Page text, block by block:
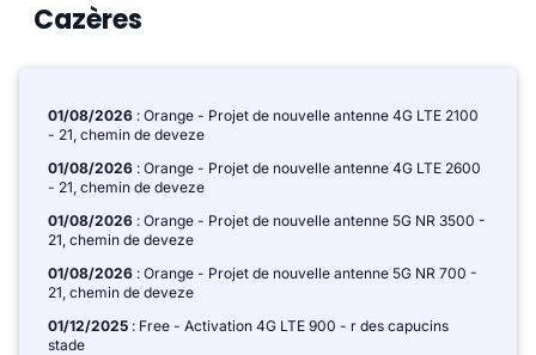
Cazères
01/08/2026 : Orange - Projet de nouvelle antenne 4G LTE 2100
- 21, chemin de deveze
01/08/2026 : Orange - Projet de nouvelle antenne 4G LTE 2600
- 21, chemin de deveze
01/08/2026 : Orange - Projet de nouvelle antenne 5G NR 3500 -
21, chemin de deveze
01/08/2026 : Orange - Projet de nouvelle antenne 5G NR 700 -
21, chemin de deveze
01/12/2025 : Free - Activation 4G LTE 900 - r des capucins
stade